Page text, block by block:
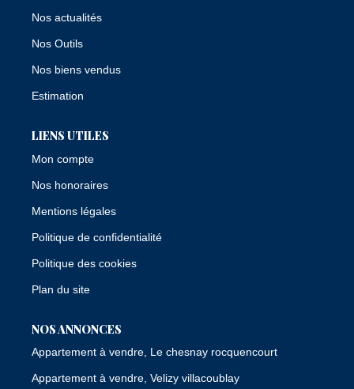
Nos actualités
Nos Outils
Nos biens vendus
Estimation
LIENS UTILES
Mon compte
Nos honoraires
Mentions légales
Politique de confidentialité
Politique des cookies
Plan du site
NOS ANNONCES
Appartement à vendre, Le chesnay rocquencourt
Appartement à vendre, Velizy villacoublay